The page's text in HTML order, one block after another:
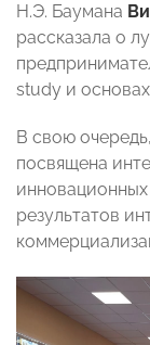
Н.Э. Баумана
рассказала о
study и
В свою
посвящена
результатов